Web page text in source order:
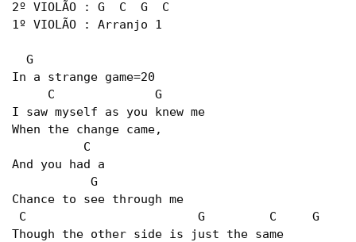
2º VIOLÃO : G  C  G  C
1º VIOLÃO : Arranjo 1
  G
In a strange game=20
     C              G
I saw myself as you knew me
When the change came,
          C
And you had a
           G
Chance to see through me
C                        G         C     G
Though the other side is just the same